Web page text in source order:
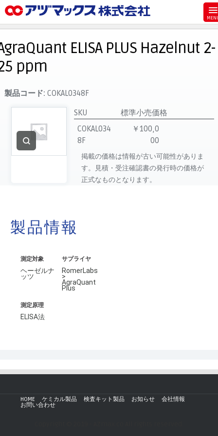
お気に入り
お買い物カゴ
ご注文
マイページ
主要取扱ブランド
代理店一覧
製品検索
ELISA PLUS Hazelnut 2-
ppm
製品コード: COKAL0348F
SKU
標準小売価格
COKAL034
8F
￥100,0
00
掲載の価格は情報が古い可能性がありま
す。見積・受注確認書の発行時の価格が
正式なものとなります。
製品情報
測定対象
ヘーゼルナ
ッツ
サプライヤ
RomerLabs
>
AgraQuant
Plus
測定原理
ELISA法
HOME ケミカル製品 検査キット製品 お知らせ
会社情報
お問い合わせ